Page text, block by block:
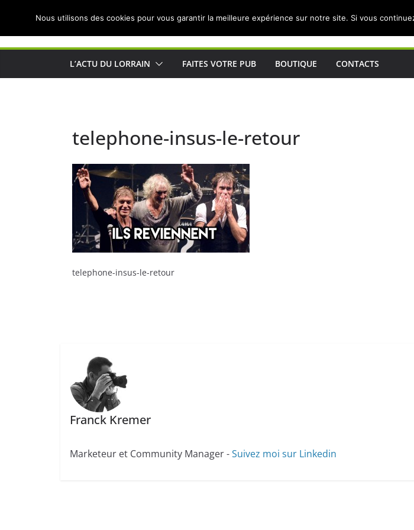
Actualités de Lorraine pour les Lorrains
L’ACTU DU LORRAIN FAITES VOTRE PUB BOUTIQUE CONTACTS
telephone-insus-le-retour
telephone-insus-le-retour
Franck Kremer
Marketeur et Community Manager -Suivez moi sur Linkedin
Nous utilisons des cookies pour vous garantir la meilleure expérience sur notre site. Si vous